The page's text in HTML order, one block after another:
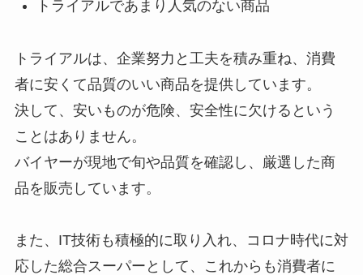
トライアルであまり人気のない商品
トライアルは、企業努力と工夫を積み重ね、消費
者に安くて品質のいい商品を提供しています。
決して、安いものが危険、安全性に欠けるという
ことはありません。
バイヤーが現地で旬や品質を確認し、厳選した商
品を販売しています。
また、IT技術も積極的に取り入れ、コロナ時代に対
応した総合スーパーとして、これからも消費者に